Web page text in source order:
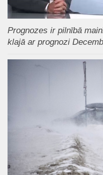
Prognozes ir pilnībā
klajā ar prognozi